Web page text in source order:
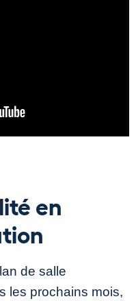
en
de salle
les prochains mois,